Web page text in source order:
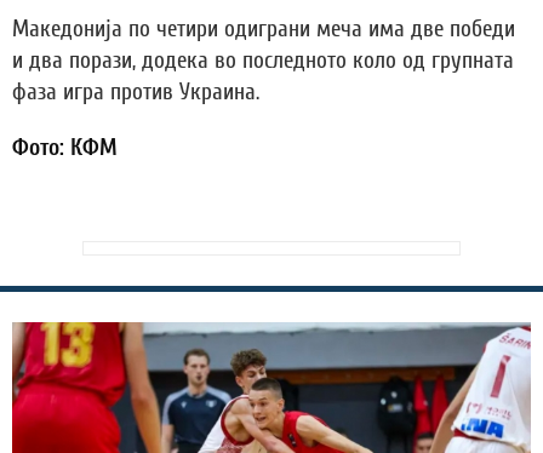
Македонија по четири одиграни меча има две победи
и два порази, додека во последното коло од групната
фаза игра против Украина.
Фото: КФМ